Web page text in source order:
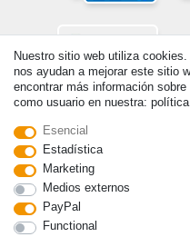
détail de l'article | *S'applique aux
Nuestro sitio web utiliza
nos ayudan a mejorar este sitio
encontrar más información
como usuario en nuestra:
Esencial
Estadística
Marketing
Medios externos
PayPal
Functional
Withdraw from contract